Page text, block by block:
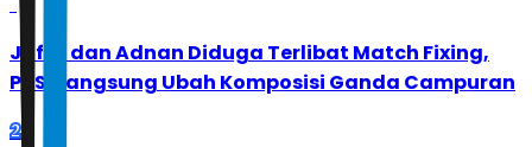
Jafar dan Adnan Diduga Terlibat Match Fixing,
PBSI Langsung Ubah Komposisi Ganda Campuran
2